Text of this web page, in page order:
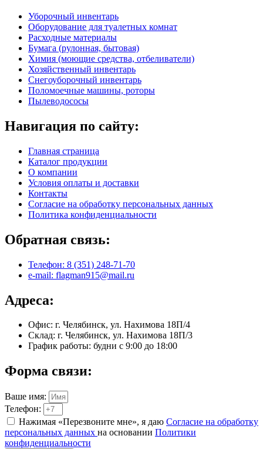
Уборочный инвентарь
Оборудование для туалетных комнат
Расходные материалы
Бумага (рулонная, бытовая)
Химия (моющие средства, отбеливатели)
Хозяйственный инвентарь
Снегоуборочный инвентарь
Поломоечные машины, роторы
Пылеводососы
Навигация по сайту:
Главная страница
Каталог продукции
О компании
Условия оплаты и доставки
Контакты
Согласие на обработку персональных данных
Политика конфиденциальности
Обратная связь:
Телефон: 8 (351) 248-71-70
e-mail: flagman915@mail.ru
Адреса:
Офис: г. Челябинск, ул. Нахимова 18П/4
Склад: г. Челябинск, ул. Нахимова 18П/3
График работы: будни с 9:00 до 18:00
Форма связи:
Ваше имя:
Телефон:
Нажимая «Перезвоните мне», я даю Согласие на обработку
персональных данных на основании Политики
конфиденциальности